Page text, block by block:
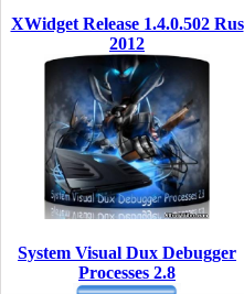
XWidget Release 1.4.0.502 Rus
2012
System Visual Dux Debugger
Processes 2.8